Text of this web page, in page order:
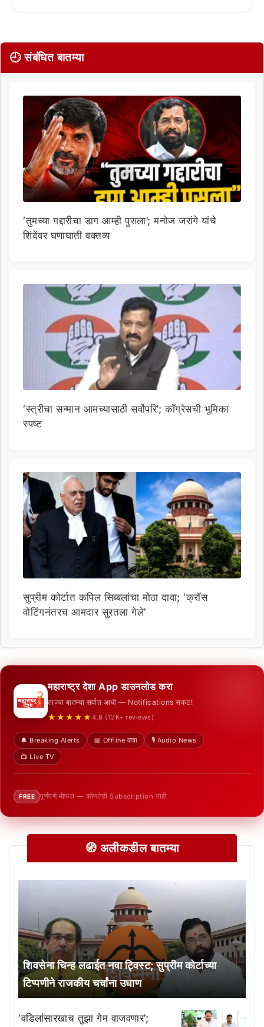
🕘 संबंधित बातम्या
‘तुमच्या गद्दारीचा डाग आम्ही पुसला’; मनोज जरांगे यांचे
शिंदेंवर घणाघाती वक्तव्य
‘स्त्रीचा सन्मान आमच्यासाठी सर्वोपरि’; काँग्रेसची भूमिका
स्पष्ट
सुप्रीम कोर्टात कपिल सिब्बलांचा मोठा दावा; ‘क्रॉस
वोटिंगनंतरच आमदार सुरतला गेले’
महाराष्ट्र देशा App डाउनलोड करा
ताज्या बातम्या सर्वात आधी — Notifications सकट!
★★★★★ 4.8 (12K+ reviews)
🔔 Breaking Alerts 📖 Offline वाचा
🎙️ Audio News
📺 Live TV
FREE पूर्णपणे मोफत — कोणतेही Subscription नाही
🧭 अलीकडील बातम्या
शिवसेना चिन्ह लढाईत नवा ट्विस्ट; सुप्रीम कोर्टाच्या
टिप्पणीने राजकीय चर्चांना उधाण
‘वडिलांसारखाच तुझा गेम वाजवणार’;